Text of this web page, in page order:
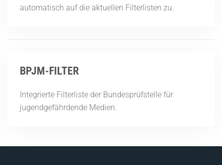
automatisch auf die aktuellen Filterlisten zu.
BPJM-FILTER
Integrierte Filterliste der Bundesprüfstelle für
jugendgefährdende Medien.